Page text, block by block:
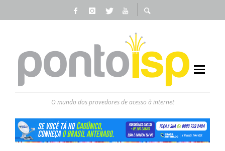
O mundo dos provedores de acesso à internet